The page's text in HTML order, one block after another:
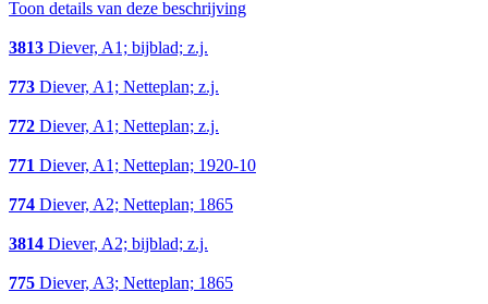
Toon details van deze beschrijving
3813 Diever, A1; bijblad; z.j.
773 Diever, A1; Netteplan; z.j.
772 Diever, A1; Netteplan; z.j.
771 Diever, A1; Netteplan; 1920-10
774 Diever, A2; Netteplan; 1865
3814 Diever, A2; bijblad; z.j.
775 Diever, A3; Netteplan; 1865